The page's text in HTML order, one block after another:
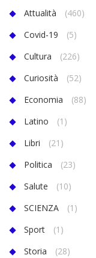
Attualità
(460)
Covid-19
(5)
Cultura
(226)
Curiosità
(52)
Economia
(88)
Latino
(1)
Libri
(21)
Politica
(23)
Salute
(10)
SCIENZA
(1)
Sport
(1)
Storia
(28)